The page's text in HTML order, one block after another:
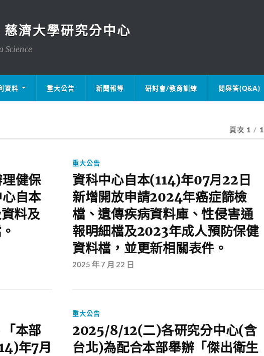
濟大學研究分中心
Science
資料 重大公告 新聞報導 研討會/教育訓練 問與答(Q&A)
頁次 1 / 1
健保
自本
料及
重大公告
資科中心自本(114)年07月22日
新增開放申請2024年癌症篩檢
檔、遺傳疾病資料庫、性侵害通
報明細檔及2023年成人預防保健
資料檔，並更新相關表件。
2025 年 7 月 22 日
「本部
年7月
重大公告
2025/8/12(二)各研究分中心(含
台北)為配合本部舉辦「傑出衛生